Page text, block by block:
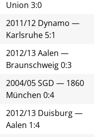
Union 3:0
2011/12 Dynamo —
Karlsruhe 5:1
2012/13 Aalen —
Braunschweig 0:3
2004/05 SGD — 1860
München 0:4
2012/13 Duisburg —
Aalen 1:4